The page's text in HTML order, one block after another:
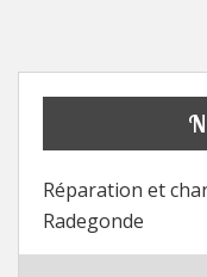
Réparation et
Radegonde